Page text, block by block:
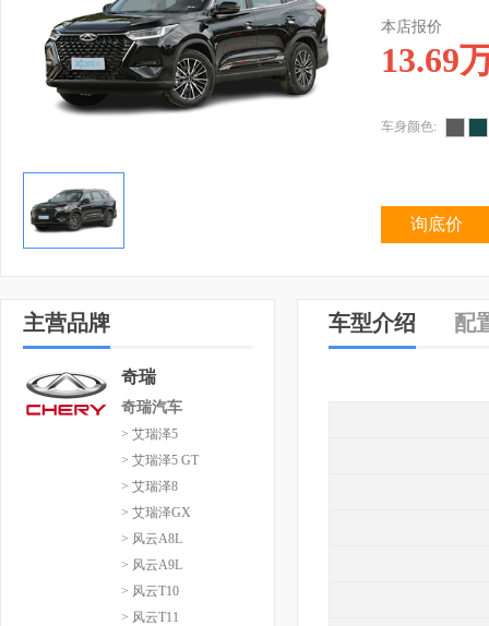
本店报价
13.69
车身颜色:
询底价
主营品牌
奇瑞
奇瑞汽车
> 艾瑞泽5
> 艾瑞泽5 GT
> 艾瑞泽8
> 艾瑞泽GX
> 风云A8L
> 风云A9L
> 风云T10
> 风云T11
车型介绍 配